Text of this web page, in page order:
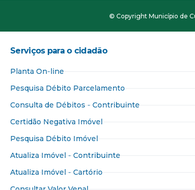
© Copyright Município de
Serviços para o cidadão​
Planta On-line
Pesquisa Débito Parcelamento
Consulta de Débitos - Contribuinte
Certidão Negativa Imóvel
Pesquisa Débito Imóvel
Atualiza Imóvel - Contribuinte
Atualiza Imóvel - Cartório